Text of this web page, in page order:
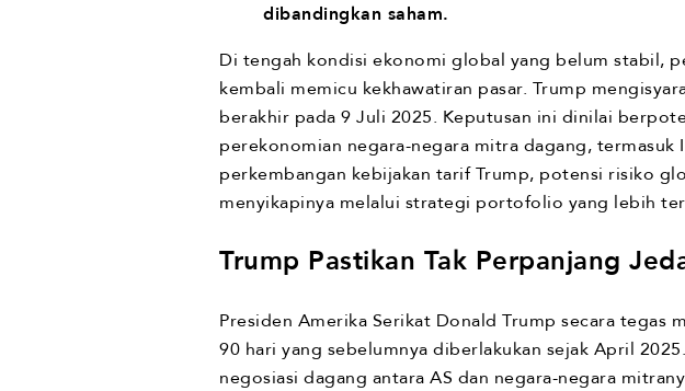
dibandingkan saham.
Di tengah kondisi ekonomi global yang belum stabil,
kembali memicu kekhawatiran pasar. Trump
berakhir pada 9 Juli 2025. Keputusan ini dinilai
perekonomian negara-negara mitra dagang,
perkembangan kebijakan tarif Trump, potensi risiko
menyikapinya melalui strategi portofolio yang lebih
Trump Pastikan Tak Perpanjang
Presiden Amerika Serikat Donald Trump secara tegas
90 hari yang sebelumnya diberlakukan sejak April
negosiasi dagang antara AS dan negara-negara